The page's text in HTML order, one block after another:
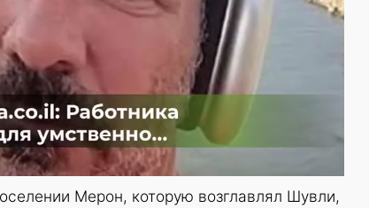
Мерон, которую возглавлял Шувли,